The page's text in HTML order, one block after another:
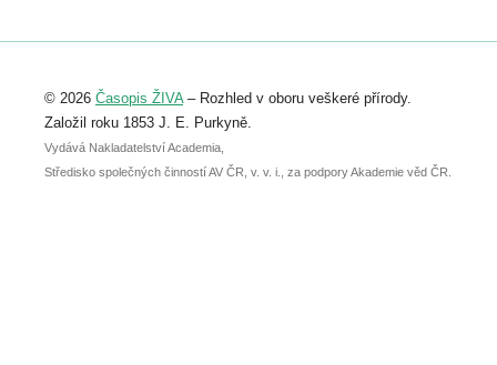
Registrovat se můžete do 6. září.
abstraktu přihlášené přednášky nebo
posteru je už 30. června.
© 2026 Časopis ŽIVA– Rozhled v oboru veškeré přírody.
Založil roku 1853 J. E. Purkyně.
Vydává Nakladatelství Academia,
Středisko společných činností AV ČR, v. v. i., za podpory Akademie věd ČR.